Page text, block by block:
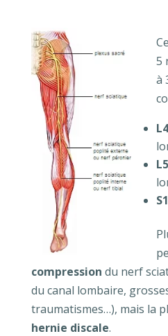
5
à
compression du nerf
du canal lombaire,
traumatismes…), mais la
hernie discale.